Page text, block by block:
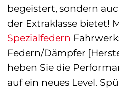
begeistert, sondern
der Extraklasse bietet!
Spezialfedern
Federn/Dämpfer
heben Sie die
auf ein neues Level.